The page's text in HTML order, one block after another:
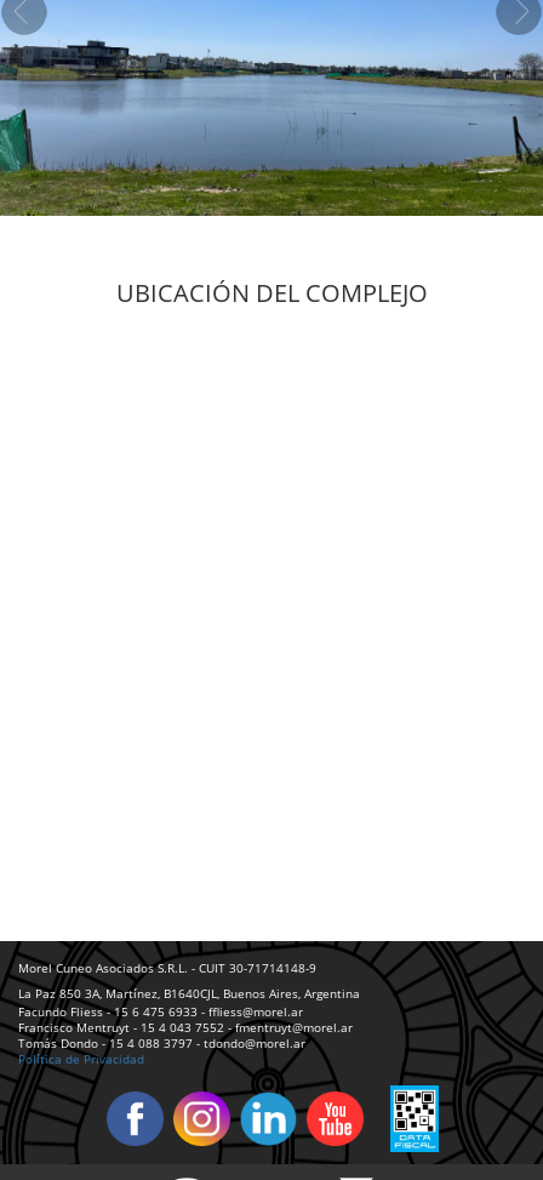
UBICACIÓN DEL COMPLEJO
Morel Cuneo Asociados S.R.L. - CUIT 30-71714148-9
La Paz 850 3A, Martínez, B1640CJL, Buenos Aires, Argentina
Facundo Fliess - 15 6 475 6933 - ffliess@morel.ar
Francisco Mentruyt - 15 4 043 7552 - fmentruyt@morel.ar
Tomás Dondo - 15 4 088 3797 - tdondo@morel.ar
Política de Privacidad